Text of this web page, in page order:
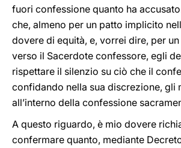
fuori confessione quanto ha
che, almeno per un patto implicito
dovere di equità, e, vorrei dire, per
verso il Sacerdote confessore, egli
rispettare il silenzio su ciò che il
confidando nella sua discrezione, gli
all’interno della confessione
A questo riguardo, è mio dovere
confermare quanto, mediante